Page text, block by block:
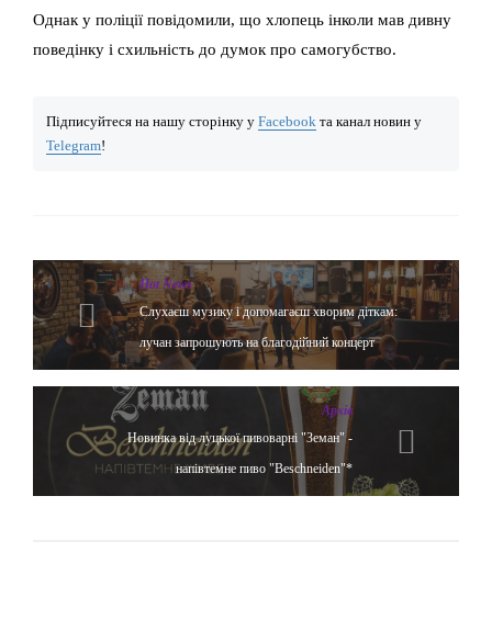
Однак у поліції повідомили, що хлопець інколи мав дивну
поведінку і схильність до думок про самогубство.
Підписуйтеся на нашу сторінку у Facebook та канал новин у
Telegram!
Hot News
Слухаєш музику і допомагаєш хворим діткам:
лучан запрошують на благодійний концерт
Архів
Новинка від луцької пивоварні "Земан" -
напівтемне пиво "Beschneiden"*